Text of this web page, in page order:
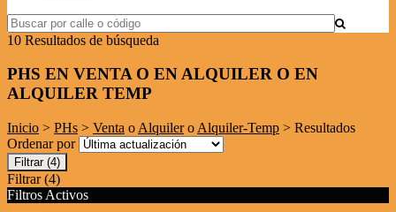
10 Resultados de búsqueda
PHS EN VENTA O EN ALQUILER O EN
ALQUILER TEMP
Inicio > PHs > Venta o Alquilero Alquiler-Temp > Resultados
Ordenar por
Filtrar (4)
Filtrar (4)
Filtros Activos